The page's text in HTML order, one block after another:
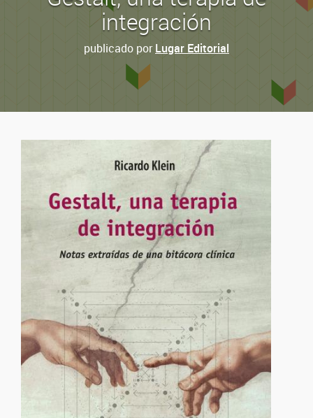
integración
publicado porLugar Editorial